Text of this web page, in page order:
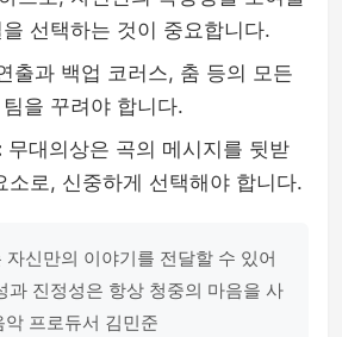
선택하는 것이 중요합니다.
출과 백업 코러스, 춤 등의 모든
을 꾸려야 합니다.
무대의상은 곡의 메시지를 뒷받
소로, 신중하게 선택해야 합니다.
신만의 이야기를 전달할 수 있어
과 진정성은 항상 청중의 마음을 사
프로듀서 김민준